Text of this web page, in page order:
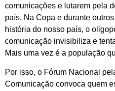
comunicações e lutarem pela
país. Na Copa e durante
história do nosso país, o
comunicação invisibiliza e
Mais uma vez é a população
Por isso, o Fórum Nacional
Comunicação convoca quem